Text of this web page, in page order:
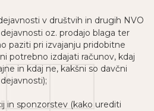
v društvih in drugih NVO
oz. prodajo blaga ter
paziti pri izvajanju pridobitne
potrebno izdajati računov, kdaj
in kdaj ne, kakšni so davčni
in sponzorstev (kako urediti